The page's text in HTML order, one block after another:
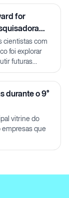
for
cientistas com
foi explorar
futuras
durante o 9°
vitrine do
que